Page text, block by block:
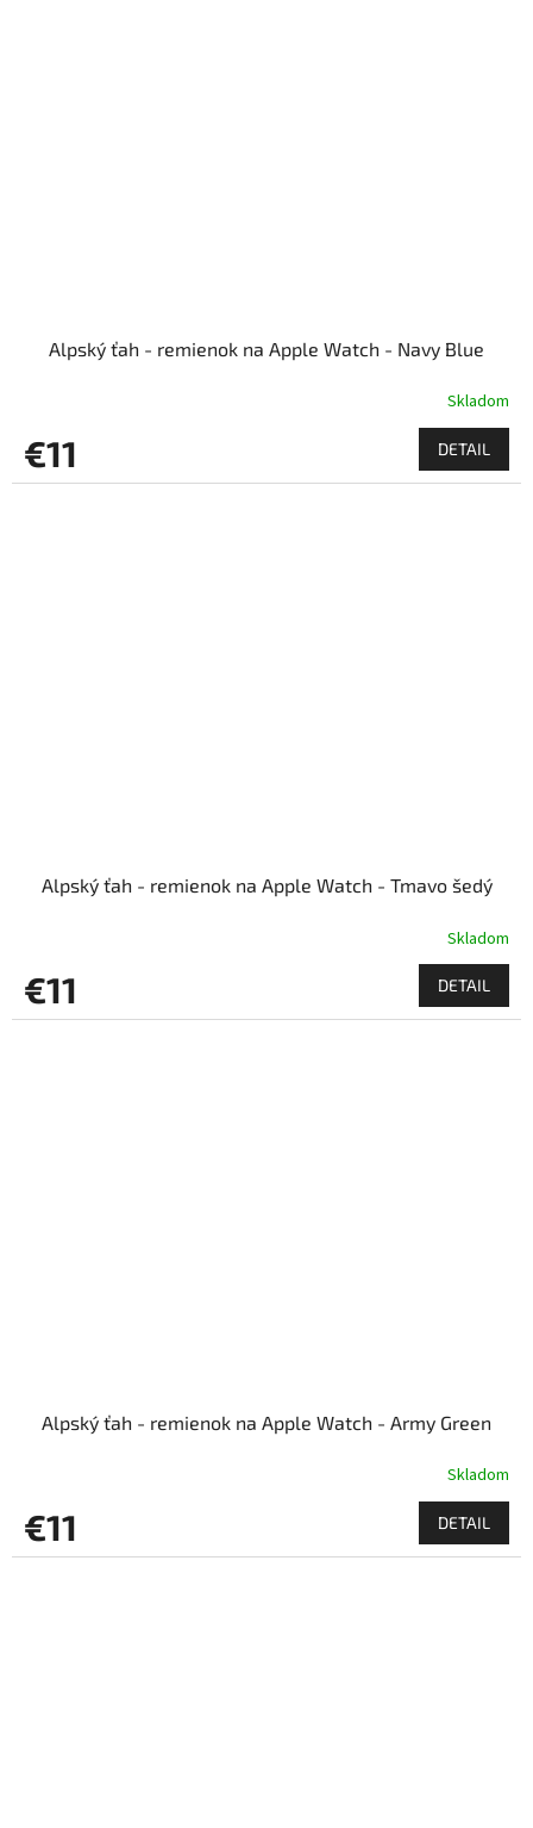
Alpský ťah - remienok na Apple Watch - Navy Blue
Skladom
€11 DETAIL
Alpský ťah - remienok na Apple Watch - Tmavo šedý
Skladom
€11 DETAIL
Alpský ťah - remienok na Apple Watch - Army Green
Skladom
€11 DETAIL